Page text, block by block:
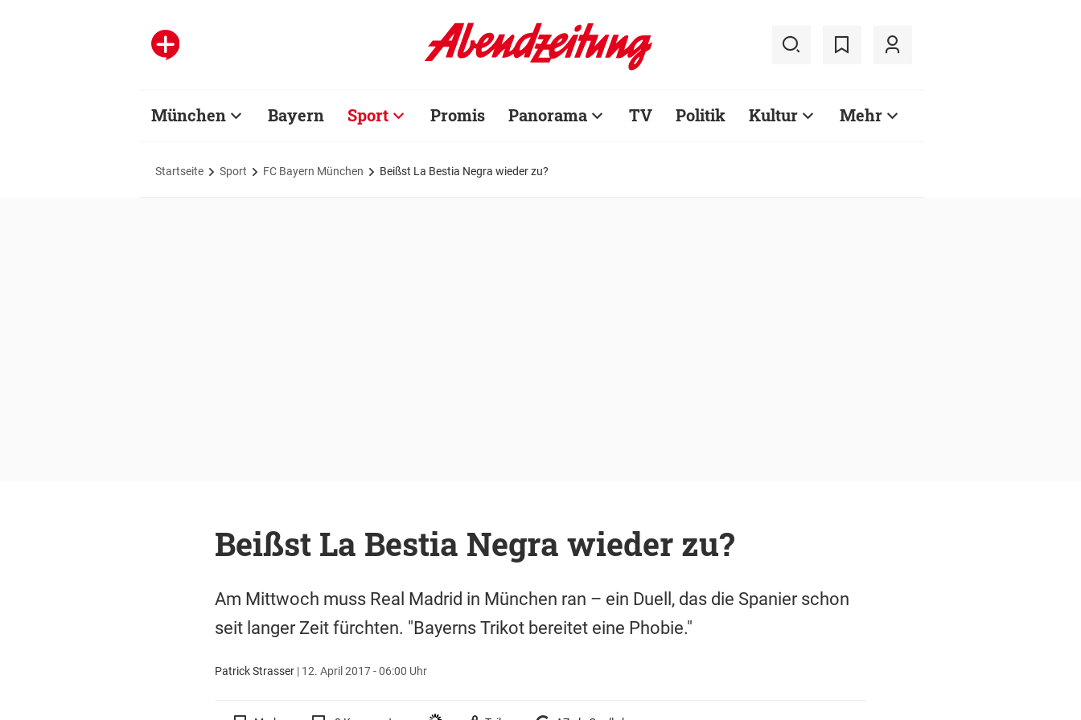
München Bayern Sport Promis Panorama TV Politik Kultur Mehr
Startseite Sport FC Bayern München Beißst La Bestia Negra wieder zu?
Beißst La Bestia Negra wieder zu?
Am Mittwoch muss Real Madrid in München ran – ein Duell, das die Spanier schon
seit langer Zeit fürchten. "Bayerns Trikot bereitet eine Phobie."
Patrick Strasser| 12. April 2017 - 06:00 Uhr